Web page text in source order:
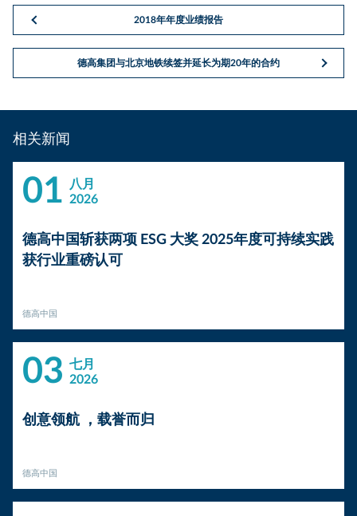
2018年年度业绩报告
德高集团与北京地铁续签并延长为期20年的合约
相关新闻
01
八月
2026
德高中国斩获两项 ESG 大奖 2025年度可持续实践
获行业重磅认可
德高中国
03 七月
2026
创意领航 ，载誉而归
德高中国